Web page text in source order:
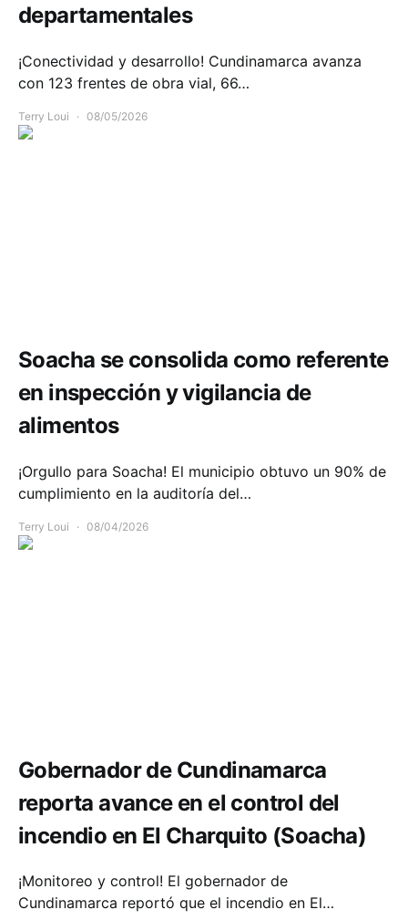
departamentales
¡Conectividad y desarrollo! Cundinamarca avanza
con 123 frentes de obra vial, 66…
Terry Loui 08/05/2026
Soacha se consolida como referente
en inspección y vigilancia de
alimentos
¡Orgullo para Soacha! El municipio obtuvo un 90% de
cumplimiento en la auditoría del…
Terry Loui 08/04/2026
Gobernador de Cundinamarca
reporta avance en el control del
incendio en El Charquito (Soacha)
¡Monitoreo y control! El gobernador de
Cundinamarca reportó que el incendio en El…